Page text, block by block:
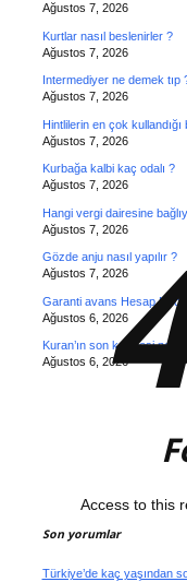
Ağustos 7, 2026
Kurtlar nasıl beslenirler ?
Ağustos 7, 2026
Intermediyer ne demek tıp
Ağustos 7, 2026
Hintlilerin en çok
Ağustos 7, 2026
Kurbağa kalbi kaç odalı ?
Ağustos 7, 2026
Hangi vergi dairesine
Ağustos 7, 2026
Gözde anju nasıl yapılır ?
Ağustos 7, 2026
Garanti avans Hesap
Ağustos 6, 2026
Kuran’ın son kelimesi nedir
Ağustos 6, 2026
Son yorumlar
Türkiye’de kaç yaşından
Access to this